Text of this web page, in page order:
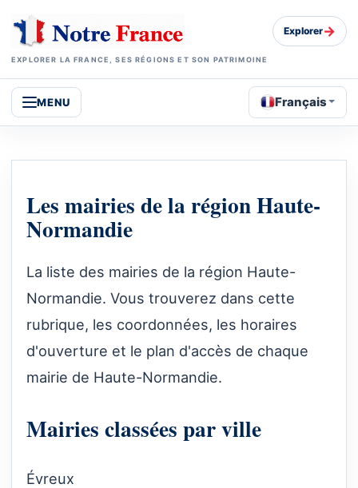
EXPLORER LA FRANCE, SES RÉGIONS ET SON PATRIMOINE
Explorer→
MENU Français
Les mairies de la région Haute-
Normandie
La liste des mairies de la région Haute-
Normandie. Vous trouverez dans cette
rubrique, les coordonnées, les horaires
d'ouverture et le plan d'accès de chaque
mairie de Haute-Normandie.
Mairies classées par ville
Évreux